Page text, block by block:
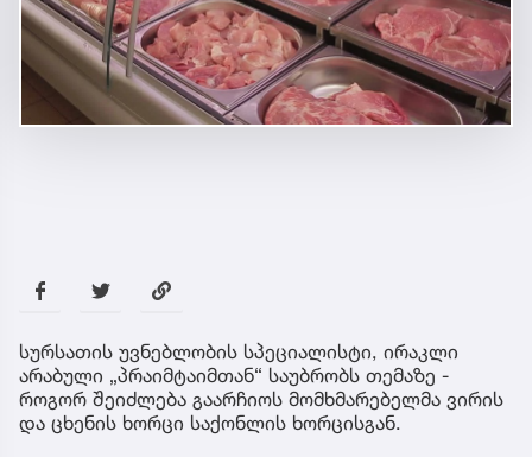
სურსათის უვნებლობის სპეციალისტი, ირაკლი
არაბული „პრაიმტაიმთან“ საუბრობს თემაზე -
როგორ შეიძლება გაარჩიოს მომხმარებელმა ვირის
და ცხენის ხორცი საქონლის ხორცისგან.